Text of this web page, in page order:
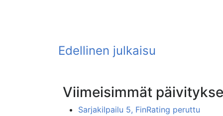
Viimeisimmät
Sarjakilpailu 5, FinRating peruttu